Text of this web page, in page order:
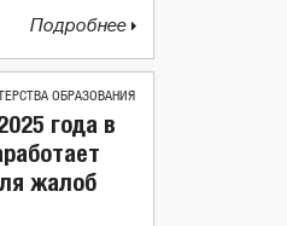
Подробнее
ОБРАЗОВАНИЯ
года в
жалоб